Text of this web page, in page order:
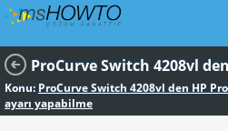
Konu: ProCurve Switch 4208vl den HP
ayarı yapabilme